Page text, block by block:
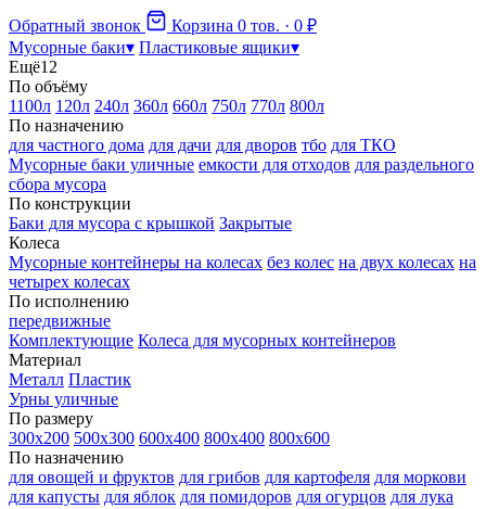
Обратный звонок Корзина 0 тов. · 0 ₽
Мусорные баки▾ Пластиковые ящики▾
Ещё12
По объёму
1100л 120л 240л 360л 660л 750л 770л 800л
По назначению
для частного дома для дачи для дворов тбо для ТКО
Мусорные баки уличные емкости для отходов для раздельного
сбора мусора
По конструкции
Баки для мусора с крышкой Закрытые
Колеса
Мусорные контейнеры на колесах без колес на двух колесах на
четырех колесах
По исполнению
передвижные
Комплектующие Колеса для мусорных контейнеров
Материал
Металл Пластик
Урны уличные
По размеру
300х200 500х300 600х400 800х400 800х600
По назначению
для овощей и фруктов для грибов для картофеля для моркови
для капусты для яблок для помидоров для огурцов для лука